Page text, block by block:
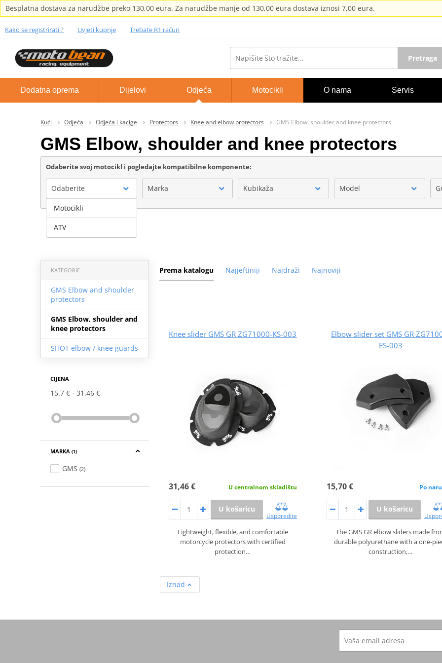
Besplatna dostava za narudžbe preko 130,00 eura. Za narudžbe manje od 130,00 eura dostava iznosi 7,00 eura.
Kako se registrirati ? Uvjeti kupnje Trebate R1 račun
Pretraga
Dodatna oprema Dijelovi Odjeća Motocikli O nama Servis
Kući Odjeća Odjeća i kacige Protectors Knee and elbow protectors GMS Elbow, shoulder and knee protectors
GMS Elbow, shoulder and knee protectors
Odaberite svoj motocikl i pogledajte kompatibilne komponente:
Odaberite Marka Kubikaža Model
Prema katalogu Najjeftiniji Najdraži Najnoviji
KATEGORIE
GMS Elbow and shoulder
protectors
GMS Elbow, shoulder and
knee protectors
SHOT elbow / knee guards
CIJENA
15.7 € 31.46 €
MARKA (1)
GMS (2)
Knee slider GMS GR ZG71000-KS-003
31,46 € U centralnom skladištu
U košaricu
Usporedite
Lightweight, flexible, and comfortable
motorcycle protectors with certified
protection…
Elbow slider set GMS GR
ES-003
15,70 € Po
U košaricu
The GMS GR elbow sliders made
durable polyurethane with a one-
construction,…
Iznad
Motocikli
ATV